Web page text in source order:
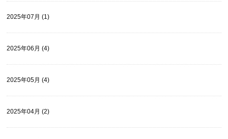
2025年07月 (1)
2025年06月 (4)
2025年05月 (4)
2025年04月 (2)